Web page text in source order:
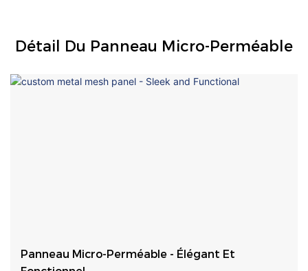
Détail Du Panneau Micro-Perméable
Panneau Micro-Perméable - Élégant Et